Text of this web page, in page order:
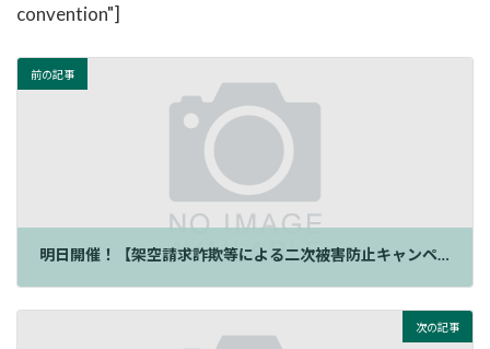
convention"]
前の記事
明日開催！【架空請求詐欺等による二次被害防止キャンペーン】
次の記事